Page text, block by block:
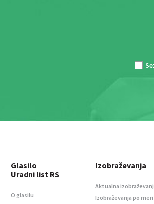
Glasilo
Uradni list RS
O glasilu
Izobraževanja
Aktualna
Izobraževanja po meri